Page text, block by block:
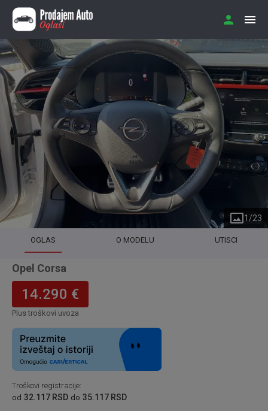
1 /23
OGLAS O MODELU UTISCI
Opel Corsa
14.290 €
Plus troškovi uvoza
Troškovi registracije:
od 32.117 RSD do 35.117 RSD